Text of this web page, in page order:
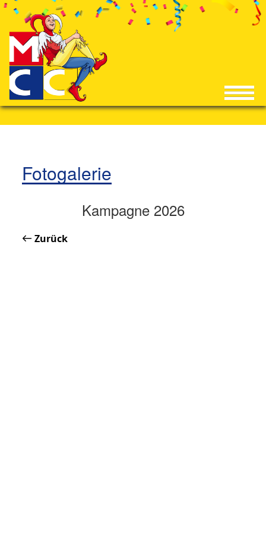
Fotogalerie
Kampagne 2026
Zurück